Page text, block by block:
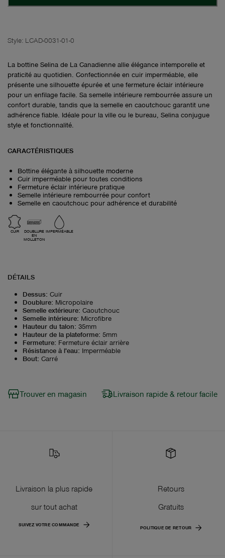
Style: LCAD-0031-01-0
La bottine Selina de La Canadienne allie élégance intemporelle et
praticité au quotidien. Confectionnée en cuir imperméable, elle
présente une silhouette épurée et une fermeture éclair intérieure
pour un enfilage facile. Sa semelle intérieure rembourrée assure un
confort durable, tandis que la semelle en caoutchouc garantit une
adhérence fiable. Idéale pour la ville ou le bureau, Selina conjugue
style et fonctionnalité.
CARACTÉRISTIQUES
Bottine élégante à silhouette moderne
Cuir imperméable pour toutes conditions
Fermeture éclair intérieure pratique
Semelle intérieure rembourrée pour confort
Semelle en caoutchouc pour adhérence et durabilité
CUIR
DOUBLURE
EN
MOLLETON
IMPERMÉABLE
DÉTAILS
Dessus: Cuir
Doublure: Micropolaire
Semelle extérieure: Caoutchouc
Semelle intérieure: Microfibre
Hauteur du talon: 35mm
Hauteur de la plateforme: 5mm
Fermeture: Fermeture éclair arrière
Résistance à l'eau: Imperméable
Bout: Carré
Trouver en magasin Livraison rapide & retour facile
Livraison la plus rapide
sur tout achat
SUIVEZ VOTRE COMMANDE
Retours
Gratuits
POLITIQUE DE RETOUR